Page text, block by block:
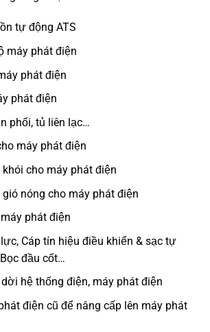
tự động ATS
máy phát điện
phát điện
phát điện
phối, tủ liên lạc…
máy phát điện
cho máy phát điện
nóng cho máy phát điện
phát điện
Cáp tín hiệu điều khiển & sạc tự
đầu cốt…
hệ thống điện, máy phát điện
điện cũ để nâng cấp lên máy phát